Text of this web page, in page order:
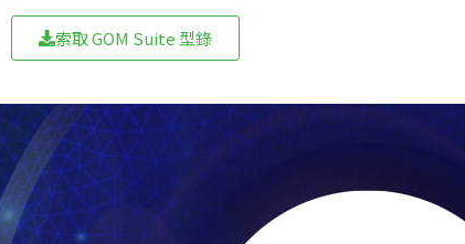
索取 GOM Suite​ 型錄